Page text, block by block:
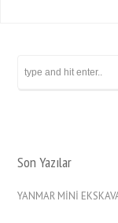
Son Yazılar
YANMAR MİNİ